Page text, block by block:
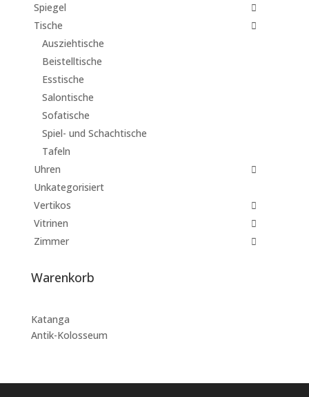
Spiegel
Tische
Ausziehtische
Beistelltische
Esstische
Salontische
Sofatische
Spiel- und Schachtische
Tafeln
Uhren
Unkategorisiert
Vertikos
Vitrinen
Zimmer
Warenkorb
Katanga
Antik-Kolosseum